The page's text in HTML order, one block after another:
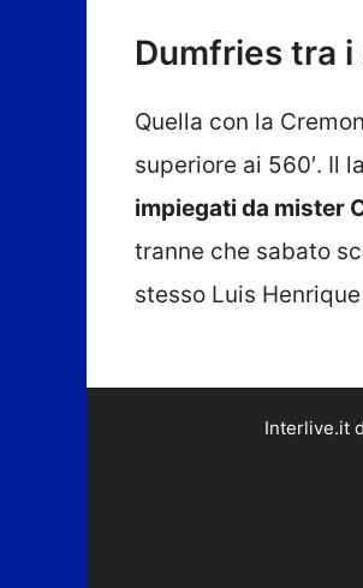
Dumfries tra
Quella con la
superiore ai 560′. Il
impiegati da mister
tranne che sabato
stesso Luis
Interlive.it